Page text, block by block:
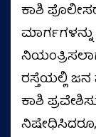
ಕಾಶಿ
ರಸ್ತೆಯಲ್ಲಿ ಜನ
ಕಾಶಿ